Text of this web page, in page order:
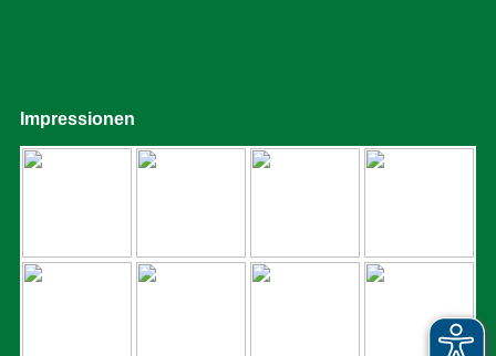
Impressionen